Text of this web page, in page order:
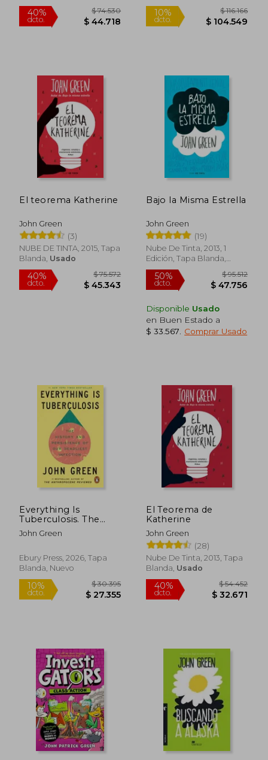
10%
dcto.
10%
dcto.
40% 10%
dcto.
El teorema Katherine
John Green
(3)
NUBE DE TINTA, 2015, Tapa
Blanda, Usado
40%
dcto.
$ 75.572
$ 45.343
Bajo la Misma Estrella
John Green
(19)
Nube De Tinta, 2013, 1
Edición, Tapa Blanda,
Nuevo
50%
dcto.
Disponible Usado
en Buen Estado a
$ 33.567
Comprar Usado
Everything Is
Tuberculosis. The
History and
Persistence of Our
(en Inglés)
John Green
Ebury Press, 2026, Tapa
Blanda, Nuevo
El Teorema de
Katherine
John Green
(28)
Nube De Tinta, 2013, Tapa
Blanda, Usado